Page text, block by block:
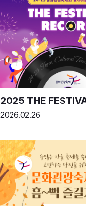
2025 THE
2026.02.26